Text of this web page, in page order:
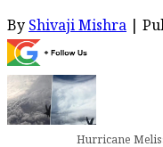
ByShivaji Mishra |
Hurricane